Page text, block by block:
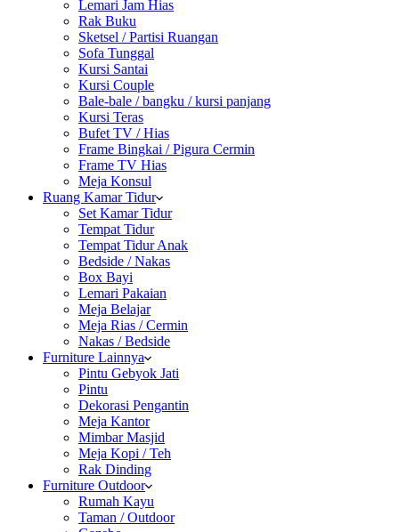
Lemari Jam Hias
Rak Buku
Sketsel / Partisi Ruangan
Sofa Tunggal
Kursi Santai
Kursi Couple
Bale-bale / bangku / kursi panjang
Kursi Teras
Bufet TV / Hias
Frame Bingkai / Pigura Cermin
Frame TV Hias
Meja Konsul
Ruang Kamar Tidur
Set Kamar Tidur
Tempat Tidur
Tempat Tidur Anak
Bedside / Nakas
Box Bayi
Lemari Pakaian
Meja Belajar
Meja Rias / Cermin
Nakas / Bedside
Furniture Lainnya
Pintu Gebyok Jati
Pintu
Dekorasi Pengantin
Meja Kantor
Mimbar Masjid
Meja Kopi / Teh
Rak Dinding
Furniture Outdoor
Rumah Kayu
Taman / Outdoor